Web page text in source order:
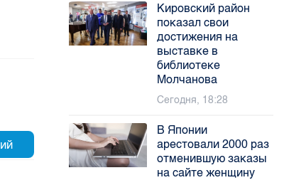
Кировский район
показал свои
достижения на
выставке в
библиотеке
Молчанова
Сегодня, 18:28
В Японии
арестовали 2000 раз
отменившую заказы
на сайте женщину